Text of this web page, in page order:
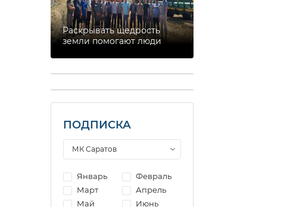
Раскрывать щедрость
земли помогают люди
ПОДПИСКА
Январь
Февраль
Март
Апрель
Май
Июнь